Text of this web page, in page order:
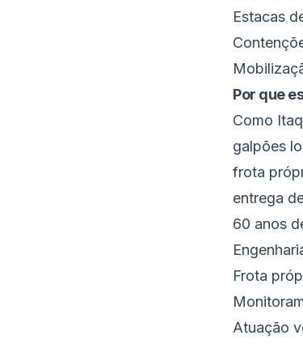
Estacas
Por que
Como
galpões
frota
entrega
60 anos
Frota
Atuação